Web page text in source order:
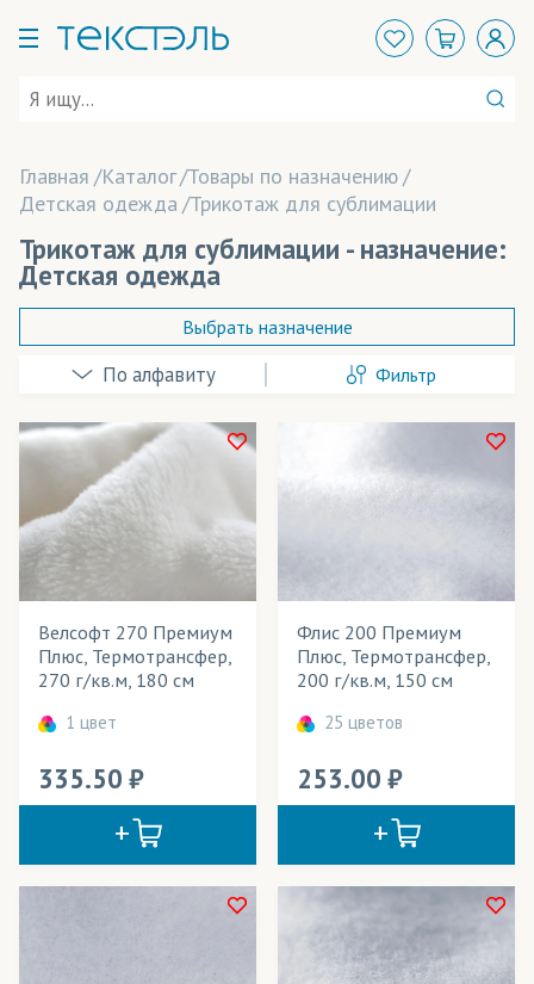
Главная Каталог Товары по назначению
Детская одежда Трикотаж для сублимации
Трикотаж для сублимации - назначение:
Детская одежда
Арт-объекты
Балаклавы
Банданы-труба
Баскетбольная форма
Блузки
Бомберы
Брюки
Велошорты
Гимнастическая форма
Выбрать назначение
Фильтр
В наличии
Да
Весь товар
Розничная цена
Ширина рулона
Технология печати
Применение в изделиях
Тип товара
Велсофт 270 Премиум
Плюс, Термотрансфер,
270 г/кв.м, 180 см
1 цвет
335.50
Флис 200 Премиум
Плюс, Термотрансфер,
200 г/кв.м, 150 см
25 цветов
253.00